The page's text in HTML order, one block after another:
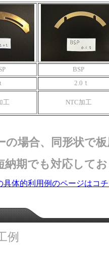
BSP
2.0ｔ
工 NTC加工
場合、同形状で板
納期でも対応して
体的利用例のページはコ
例